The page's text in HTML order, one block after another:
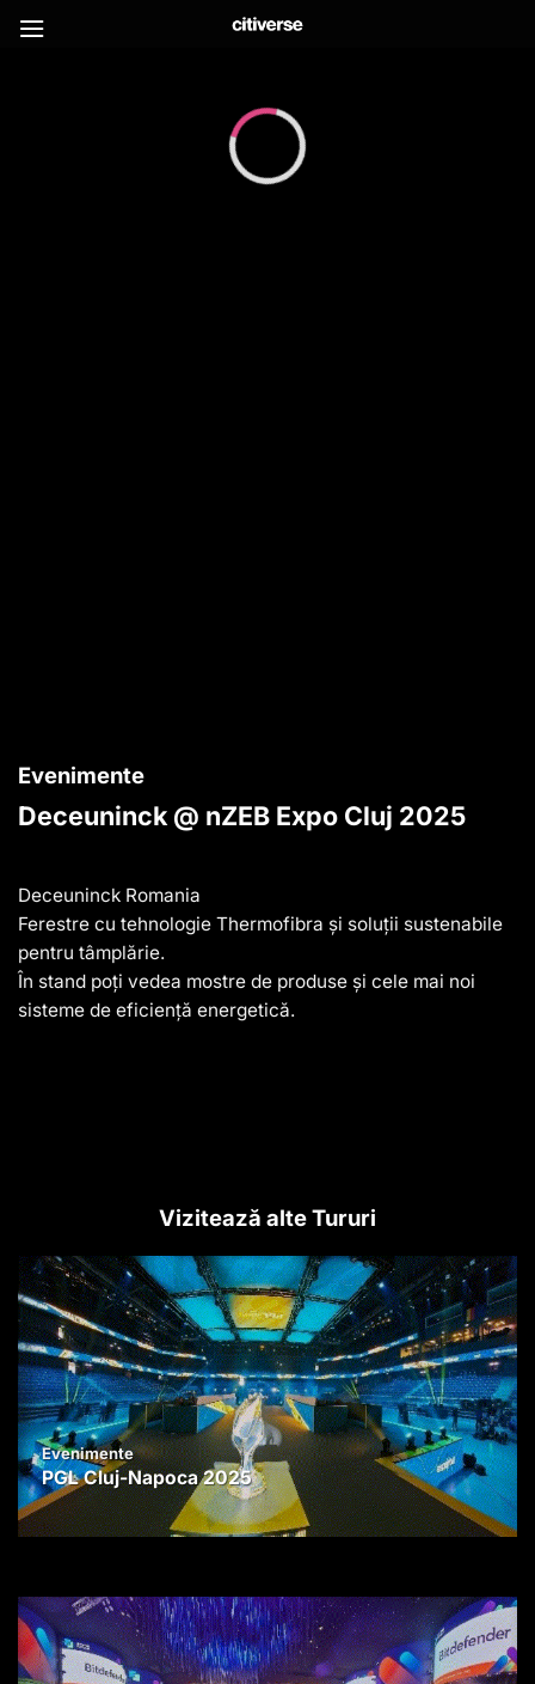
Evenimente
Deceuninck @ nZEB Expo Cluj 2025
Deceuninck Romania
Ferestre cu tehnologie Thermofibra și soluții sustenabile
pentru tâmplărie.
În stand poți vedea mostre de produse și cele mai noi
sisteme de eficiență energetică.
Vizitează alte Tururi
Evenimente
PGL Cluj-Napoca 2025